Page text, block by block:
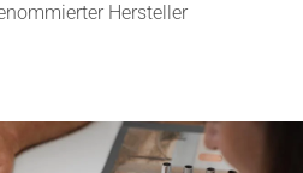
Hersteller